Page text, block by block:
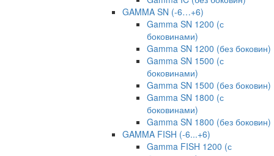
GAMMA SN (-6…+6)
Gamma SN 1200 (с
боковинами)
Gamma SN 1200 (без боковин)
Gamma SN 1500 (с
боковинами)
Gamma SN 1500 (без боковин)
Gamma SN 1800 (с
боковинами)
Gamma SN 1800 (без боковин)
GAMMA FISH (-6...+6)
Gamma FISH 1200 (с